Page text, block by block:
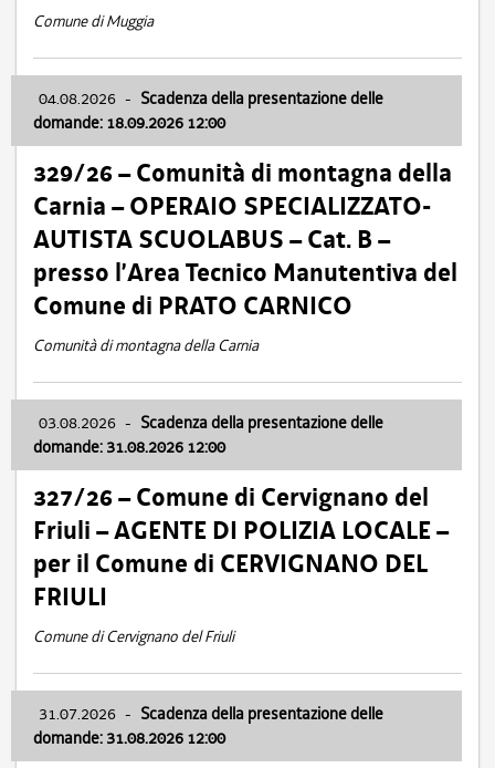
Comune di Muggia
04.08.2026 - Scadenza della presentazione delle
domande: 18.09.2026 12:00
329/26 – Comunità di montagna della
Carnia – OPERAIO SPECIALIZZATO-
AUTISTA SCUOLABUS – Cat. B –
presso l’Area Tecnico Manutentiva del
Comune di PRATO CARNICO
Comunità di montagna della Carnia
03.08.2026 - Scadenza della presentazione delle
domande: 31.08.2026 12:00
327/26 – Comune di Cervignano del
Friuli – AGENTE DI POLIZIA LOCALE –
per il Comune di CERVIGNANO DEL
FRIULI
Comune di Cervignano del Friuli
31.07.2026 - Scadenza della presentazione delle
domande: 31.08.2026 12:00